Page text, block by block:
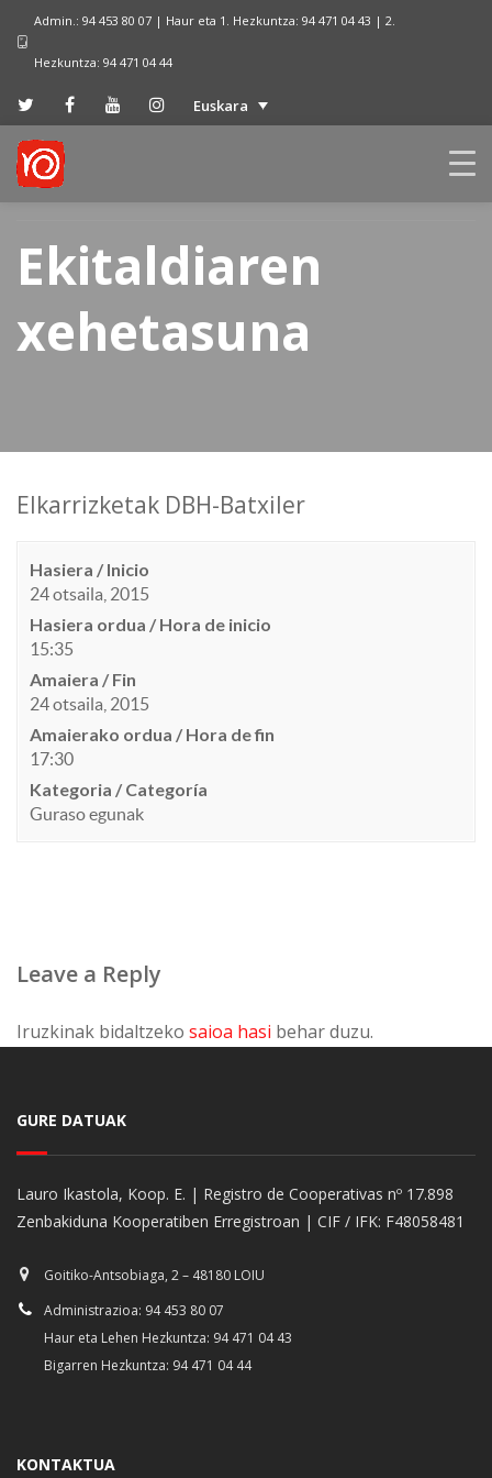
Admin.: 94 453 80 07 | Haur eta 1. Hezkuntza: 94 471 04 43 | 2.
Hezkuntza: 94 471 04 44
Euskara
Ekitaldiaren
xehetasuna
Elkarrizketak DBH-Batxiler
Hasiera / Inicio
24 otsaila, 2015
Hasiera ordua / Hora de inicio
15:35
Amaiera / Fin
24 otsaila, 2015
Amaierako ordua / Hora de fin
17:30
Kategoria / Categoría
Guraso egunak
Leave a Reply
Iruzkinak bidaltzeko saioa hasi behar duzu.
GURE DATUAK
Lauro Ikastola, Koop. E. | Registro de Cooperativas nº 17.898
Zenbakiduna Kooperatiben Erregistroan | CIF / IFK: F48058481
Goitiko-Antsobiaga, 2 – 48180 LOIU
Administrazioa: 94 453 80 07
Haur eta Lehen Hezkuntza: 94 471 04 43
Bigarren Hezkuntza: 94 471 04 44
KONTAKTUA